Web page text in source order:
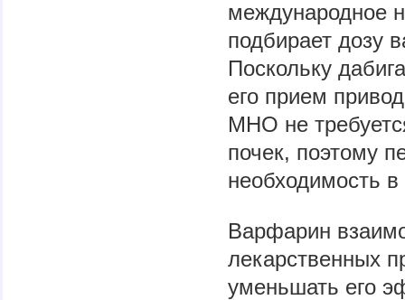
международное
подбирает дозу
Поскольку
его прием
МНО не
почек, поэтому
необходимость
Варфарин
лекарственных
уменьшать его